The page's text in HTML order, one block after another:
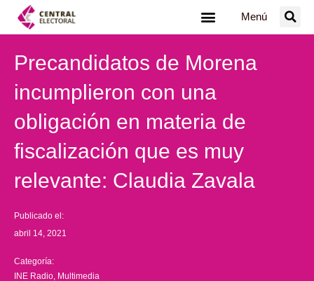
Menú
Precandidatos de Morena
incumplieron con una
obligación en materia de
fiscalización que es muy
relevante: Claudia Zavala
Publicado el:
abril 14, 2021
Categoría:
INE Radio Multimedia